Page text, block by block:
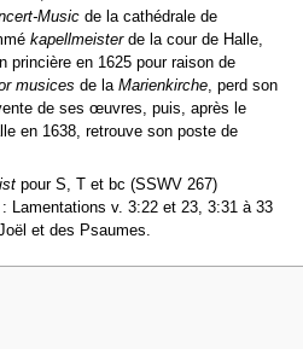
Musicde la cathédrale de
kapellmeisterde la cour de Halle,
princière en 1625 pour raison de
musices de la Marienkirche, perd son
de ses œuvres, puis, après le
en 1638, retrouve son poste de
pour S, T et bc (SSWV 267)
Lamentations v. 3:22 et 23, 3:31 à 33
et des Psaumes.